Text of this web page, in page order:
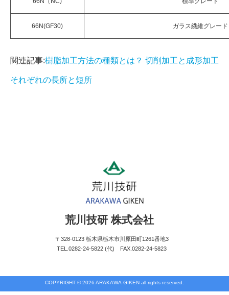
66N(GF30) ガラス繊維グレード
関連記事:樹脂加工方法の種類とは？ 切削加工と成形加工
それぞれの長所と短所
荒川技研 株式会社
〒328-0123 栃木県栃木市川原田町1261番地3
TEL.0282-24-5822 (代) FAX.0282-24-5823
COPYRIGHT © 2026 ARAKAWA-GIKEN all rights reserved.